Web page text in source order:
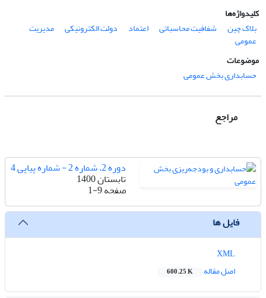
کلیدواژه‌ها
بلاک چین
شفافیت محاسباتی اعتماد دولت الکترونیکی مدیریت
عمومی
موضوعات
حسابداری بخش عمومی
مراجع
دوره 2، شماره 2 - شماره پیاپی 4
تابستان 1400
صفحه1-9
فایل ها
اصل مقاله
600.25 K